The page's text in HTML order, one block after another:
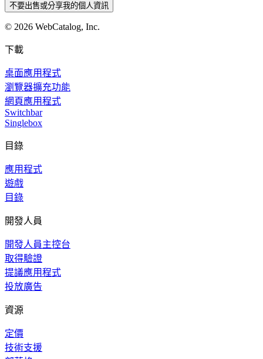
不要出售或分享我的個人資訊
© 2026 WebCatalog, Inc.
下載
桌面應用程式
瀏覽器擴充功能
網頁應用程式
Switchbar
Singlebox
目錄
應用程式
遊戲
目錄
開發人員
開發人員主控台
取得驗證
提議應用程式
投放廣告
資源
定價
技術支援